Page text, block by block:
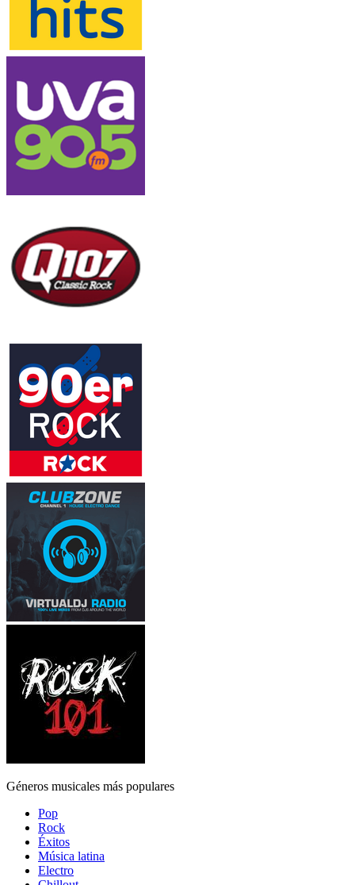
Géneros musicales más populares
Pop
Rock
Éxitos
Música latina
Electro